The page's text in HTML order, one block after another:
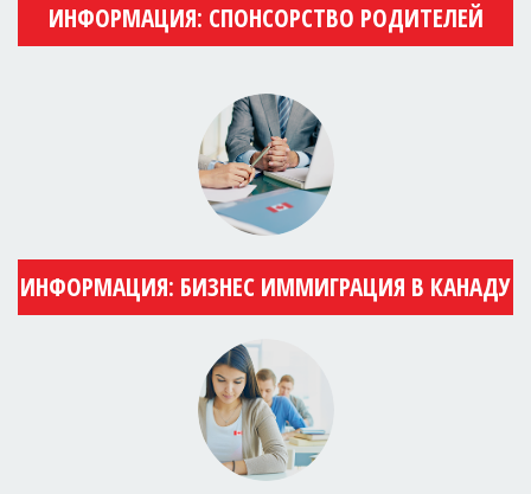
ИНФОРМАЦИЯ: СПОНСОРСТВО РОДИТЕЛЕЙ
ИНФОРМАЦИЯ: БИЗНЕС ИММИГРАЦИЯ В КАНАДУ